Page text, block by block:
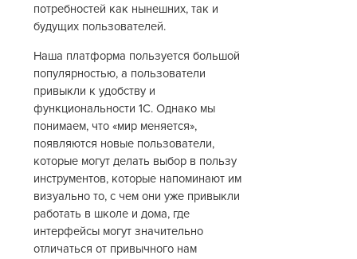
потребностей как нынешних, так и
будущих пользователей.
Наша платформа пользуется большой
популярностью, а пользователи
привыкли к удобству и
функциональности 1С. Однако мы
понимаем, что «мир меняется»,
появляются новые пользователи,
которые могут делать выбор в пользу
инструментов, которые напоминают им
визуально то, с чем они уже привыкли
работать в школе и дома, где
интерфейсы могут значительно
отличаться от привычного нам